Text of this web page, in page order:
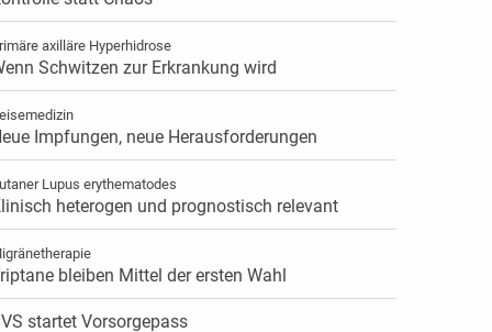
axilläre Hyperhidrose
Schwitzen zur Erkrankung wird
Impfungen, neue Herausforderungen
Lupus erythematodes
heterogen und prognostisch relevant
bleiben Mittel der ersten Wahl
startet Vorsorgepass